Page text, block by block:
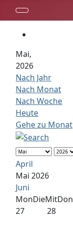
Mai,
2026
Nach Jahr
Nach Monat
Nach Woche
Heute
Gehe zu Monat
April
Mai 2026
Juni
MonDieMitDon
27
28